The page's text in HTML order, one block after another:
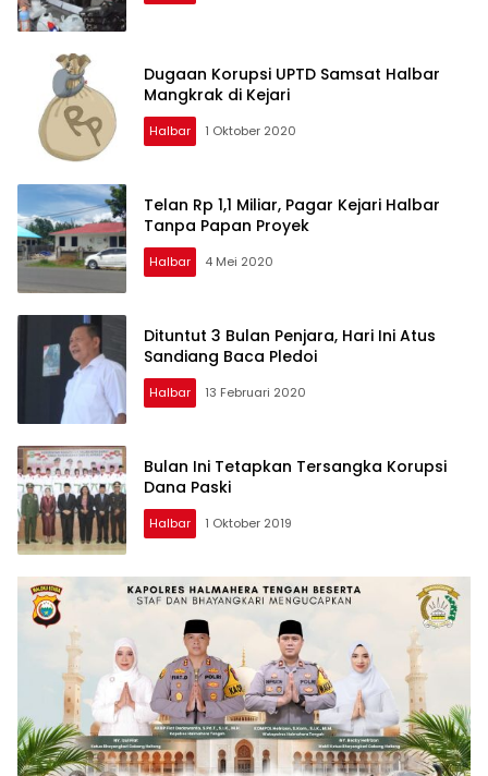
Dugaan Korupsi UPTD Samsat Halbar
Mangkrak di Kejari
Halbar 1 Oktober 2020
Telan Rp 1,1 Miliar, Pagar Kejari Halbar
Tanpa Papan Proyek
Halbar 4 Mei 2020
Dituntut 3 Bulan Penjara, Hari Ini Atus
Sandiang Baca Pledoi
Halbar 13 Februari 2020
Bulan Ini Tetapkan Tersangka Korupsi
Dana Paski
Halbar 1 Oktober 2019